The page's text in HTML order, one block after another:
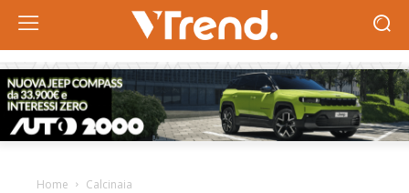
Home Calcinaia